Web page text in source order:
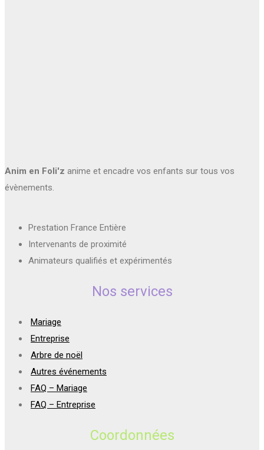
Anim en Foli'z anime et encadre vos enfants sur tous vos
évènements.
Prestation France Entière
Intervenants de proximité
Animateurs qualifiés et expérimentés
Nos services
Mariage
Entreprise
Arbre de noël
Autres événements
FAQ – Mariage
FAQ – Entreprise
Coordonnées